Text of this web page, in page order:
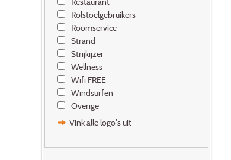
Rolstoelgebruikers
Roomservice
Strand
Strijkijzer
Wellness
Wifi FREE
Windsurfen
Overige
Vink alle logo's uit